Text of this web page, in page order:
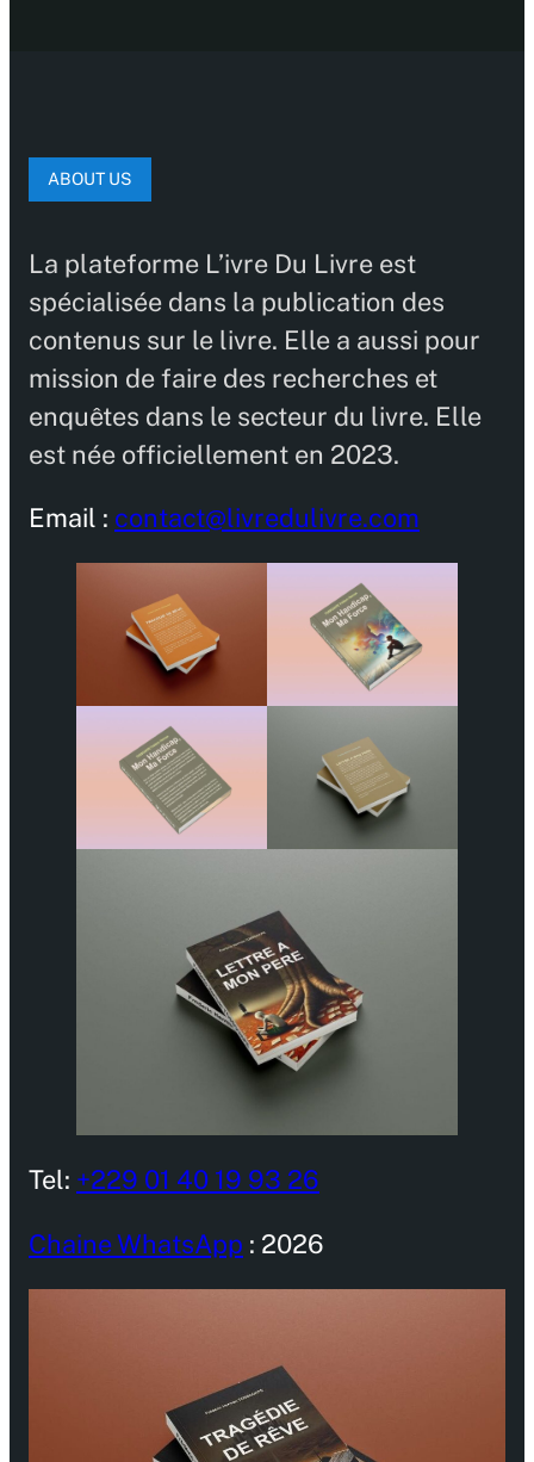
ABOUT US
La plateforme L’ivre Du Livre est
spécialisée dans la publication des
contenus sur le livre. Elle a aussi pour
mission de faire des recherches et
enquêtes dans le secteur du livre. Elle
est née officiellement en 2023.
Email : contact@livredulivre.com
Tel: +229 01 40 19 93 26
Chaine WhatsApp : 2026